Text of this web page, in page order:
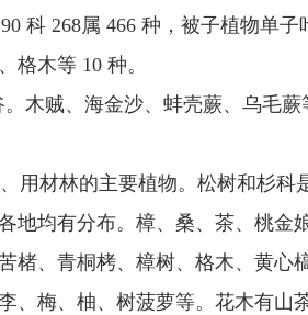
科 268属 466 种，被子植物单
格木等 10 种。
木贼、海金沙、蚌壳蕨、乌毛
用材林的主要植物。松树和杉科
地均有分布。樟、桑、茶、桃金
楮、青桐栲、樟树、格木、黄心
、梅、柚、树菠萝等。花木有山